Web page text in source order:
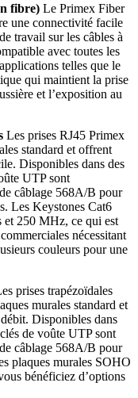
fibre) Le Primex Fiber
une connectivité facile
travail sur les câbles à
avec toutes les
telles que le
qui maintient la prise
et l’exposition au
Les prises RJ45 Primex
standard et offrent
Disponibles dans des
UTP sont
câblage 568A/B pour
Les Keystones Cat6
et 250 MHz, ce qui est
nécessitant
couleurs pour une
prises trapézoïdales
murales standard et
Disponibles dans
de voûte UTP sont
câblage 568A/B pour
plaques murales SOHO
bénéficiez d’options